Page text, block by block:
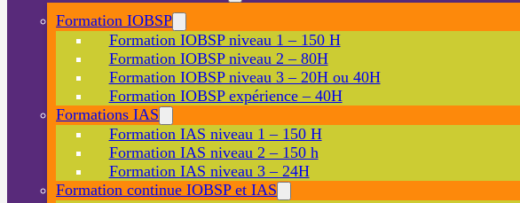
Formation IOBSP
Formation IOBSP niveau 1 – 150 H
Formation IOBSP niveau 2 – 80H
Formation IOBSP niveau 3 – 20H ou 40H
Formation IOBSP expérience – 40H
Formations IAS
Formation IAS niveau 1 – 150 H
Formation IAS niveau 2 – 150 h
Formation IAS niveau 3 – 24H
Formation continue IOBSP et IAS